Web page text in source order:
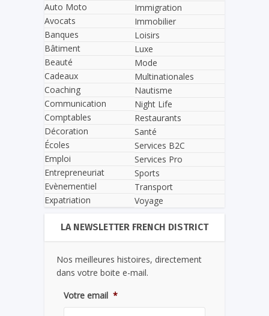
Auto Moto
Avocats
Banques
Bâtiment
Beauté
Cadeaux
Coaching
Communication
Comptables
Décoration
Écoles
Emploi
Entrepreneuriat
Evènementiel
Expatriation
Immigration
Immobilier
Loisirs
Luxe
Mode
Multinationales
Nautisme
Night Life
Restaurants
Santé
Services B2C
Services Pro
Sports
Transport
Voyage
LA NEWSLETTER FRENCH DISTRICT
Nos meilleures histoires, directement
dans votre boite e-mail.
Votre email *